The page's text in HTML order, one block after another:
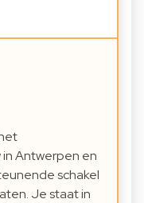
Antwerpen en
schakel
Je staat in